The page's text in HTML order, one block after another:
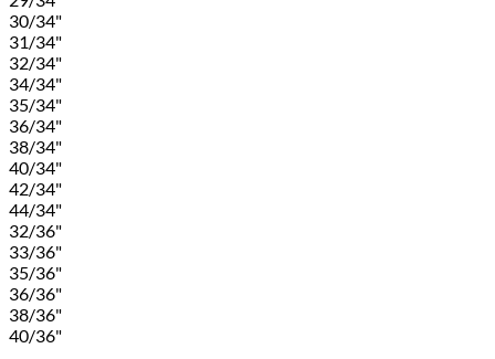
30/34"
31/34"
32/34"
34/34"
35/34"
36/34"
38/34"
40/34"
42/34"
44/34"
32/36"
33/36"
35/36"
36/36"
38/36"
40/36"